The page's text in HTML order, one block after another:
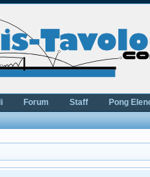
Forum Staff Pong